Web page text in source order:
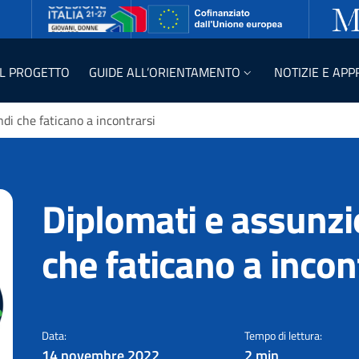
PROGETTO GUIDE ALL’ORIENTAMENTO NOTIZIE E
che faticano a incontrarsi
Diplomati e
che faticano a
Data: Tempo di lettura: